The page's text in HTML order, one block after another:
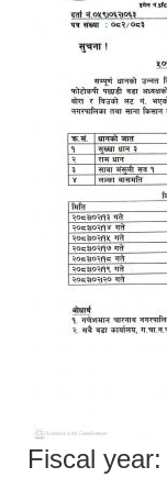
Fiscal year: